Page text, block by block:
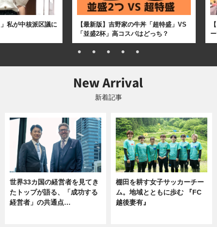
私が中核派区議に
【最新版】吉野家の牛丼「超特盛」VS
「並盛2杯」高コスパはどっち？
新着記事
世界33カ国の経営者を見てき
たトップが語る、「成功する
経営者」の共通点…
棚田を耕す女子サッカーチー
ム。地域とともに歩む 『FC
越後妻有』